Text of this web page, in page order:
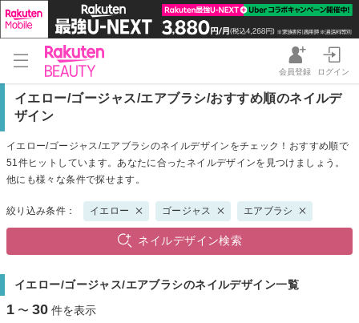
会員登録 ログイン
イエロー/ゴージャス/エアブラシ/おすすめ順のネイルデ
ザイン
イエロー/ゴージャス/エアブラシのネイルデザインをチェック！おすすめ順で
51件ヒットしています。あなたに合ったネイルデザインを見つけましょう。
他にも様々な条件で探せます。
絞り込み条件： イエロー ゴージャス エアブラシ
ネイルデザイン検索
イエロー/ゴージャス/エアブラシのネイルデザイン一覧
1 〜 30 件を表示